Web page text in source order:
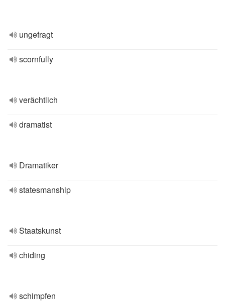
ungefragt
scornfully
verächtlich
dramatist
Dramatiker
statesmanship
Staatskunst
chiding
schimpfen